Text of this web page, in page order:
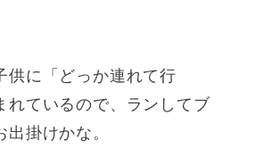
供に「どっか連れて行
れているので、ランしてブ
出掛けかな。